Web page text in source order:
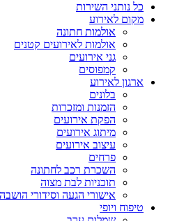
כל נותני השירות
מקום לאירוע
אולמות חתונה
אולמות לאירועים קטנים
גני אירועים
קמפוסים
ארגון לאירוע
בלונים
הזמנות ומזכרות
הפקת אירועים
מיתוג אירועים
עיצוב אירועים
פרחים
השכרת רכב לחתונה
תוכניות לבת מצוה
אישורי הגעה וסידורי הושבה
טיפוח ויופי